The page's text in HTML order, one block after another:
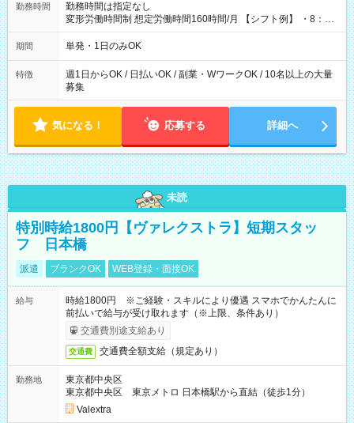
勤務時間
勤務時間は指定なし
変形労働時間制 想定労働時間160時間/月 【シフト例】 ・8：00
～21：00
期間 単発・1日のみOK
特徴
週1日からOK / 日払いOK / 副業・WワークOK / 10名以上の大量
募集
気になる！ 応募する 詳細へ
未読
特別時給1800円【ヴァレクストラ】短期スタッ
フ 日本橋
派遣 ブランクOK WEB登録・面接OK
給与
時給1800円 ※ご経験・スキルにより優遇 スマホでかんたんに
前払いで給与が受け取れます（※上限、条件あり）
交通費別途支給あり
交通費 交通費全額支給（規定あり）
勤務地
東京都中央区
東京都中央区 東京メトロ 日本橋駅から直結（徒歩1分）
Valextra